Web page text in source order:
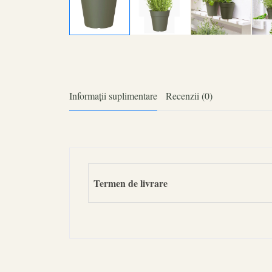
Informații suplimentare Recenzii (0)
Termen de livrare